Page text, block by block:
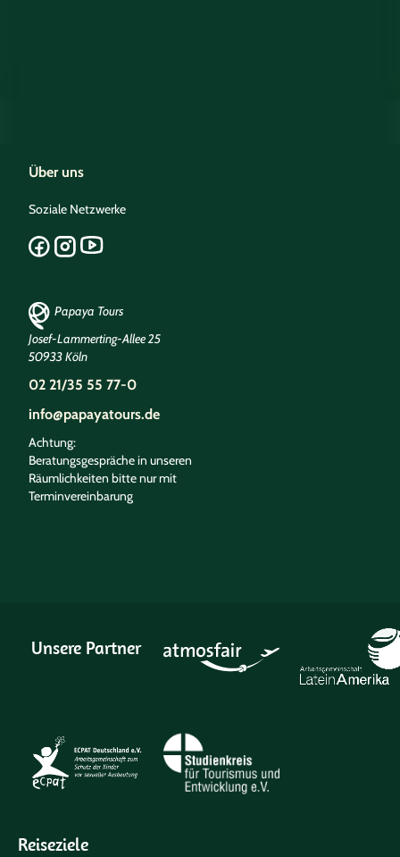
Über uns
Soziale Netzwerke
Papaya Tours
Josef-Lammerting-Allee 25
50933 Köln
02 21/35 55 77-0
info@papayatours.de
Achtung:
Beratungsgespräche in unseren
Räumlichkeiten bitte nur mit
Terminvereinbarung
Unsere Partner
Reiseziele